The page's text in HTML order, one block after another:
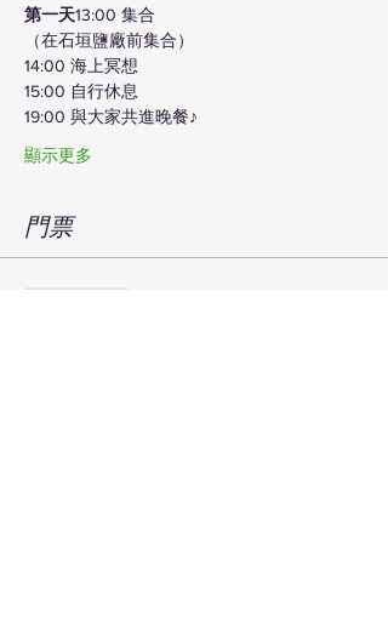
第一天13:00 集合
（在石垣鹽廠前集合）
14:00 海上冥想
15:00 自行休息
19:00 與大家共進晚餐♪
顯示更多
門票